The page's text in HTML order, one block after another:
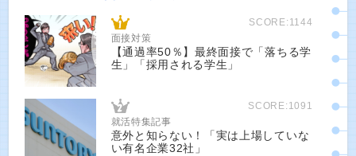
SCORE:1144
面接対策
【通過率50％】最終面接で「落ちる学
生」「採用される学生」
SCORE:1091
就活特集記事
意外と知らない！「実は上場していな
い有名企業32社」